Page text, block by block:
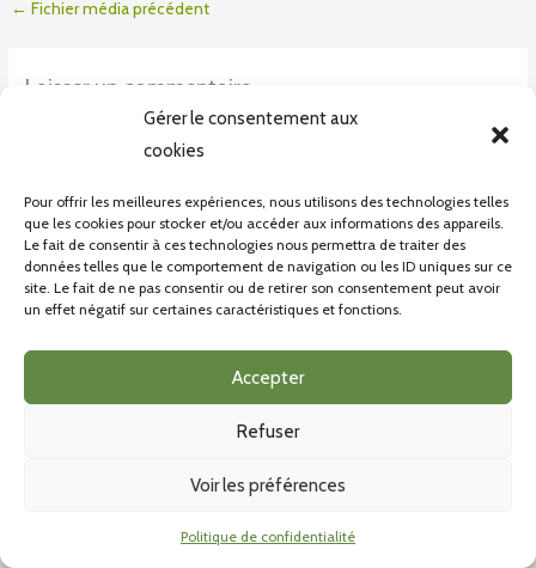
Gérer le consentement aux
cookies
Pour offrir les meilleures expériences, nous utilisons des technologies telles
que les cookies pour stocker et/ou accéder aux informations des appareils.
Le fait de consentir à ces technologies nous permettra de traiter des
données telles que le comportement de navigation ou les ID uniques sur ce
site. Le fait de ne pas consentir ou de retirer son consentement peut avoir
un effet négatif sur certaines caractéristiques et fonctions.
Accepter
Refuser
Voir les préférences
Politique de confidentialité
← Fichier média précédent
Laisser un commentaire
vous connecterpour publier un commentaire.